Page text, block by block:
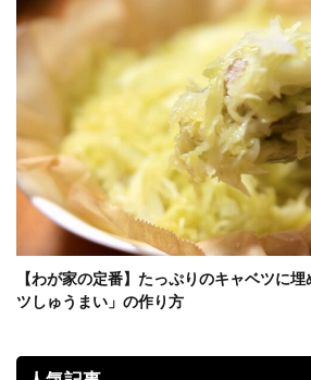
【わが家の定番】たっぷりのキャベツに
ツしゅうまい」の作り方